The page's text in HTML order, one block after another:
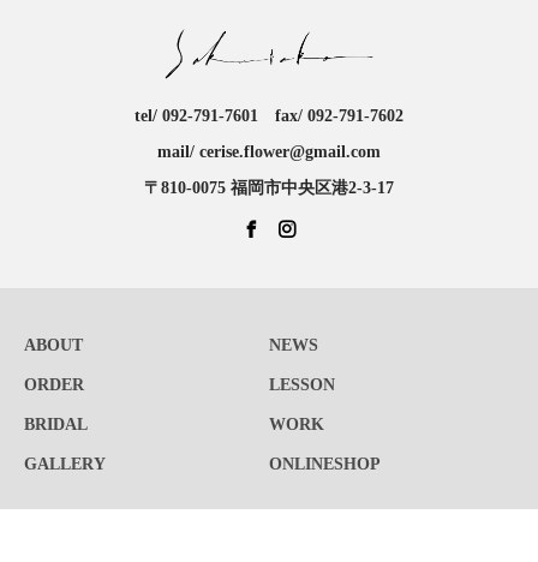
tel/ 092-791-7601 fax/ 092-791-7602
mail/ cerise.flower@gmail.com
〒810-0075 福岡市中央区港2-3-17
ABOUT NEWS
ORDER LESSON
BRIDAL WORK
GALLERY ONLINESHOP